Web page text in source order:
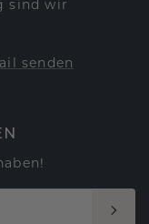
sind wir
senden